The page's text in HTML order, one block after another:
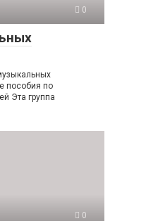
0
пособия по
Эта группа
0